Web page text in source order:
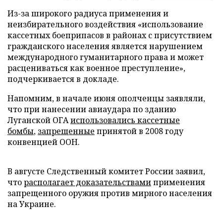
Из-за широкого радиуса применения и
неизбирательного воздействия «использование
кассетных боеприпасов в районах с присутствием
гражданского населения является нарушением
международного гуманитарного права и может
расцениваться как военное преступление»,
подчеркивается в докладе.
Напомним, в начале июня ополченцы заявляли,
что при нанесении авиаудара по зданию
Луганской ОГАиспользовались кассетные
бомбы, запрещенные принятой в 2008 году
конвенцией ООН.
В августе Следственный комитет России заявил,
чторасполагает доказательствамиприменения
запрещенного оружия против мирного населения
на Украине.